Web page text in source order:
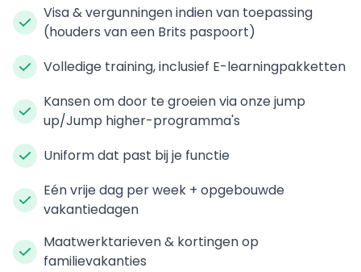
Visa & vergunningen indien van toepassing
(houders van een Brits paspoort)
Volledige training, inclusief E-learningpakketten
Kansen om door te groeien via onze jump
up/Jump higher-programma's
Uniform dat past bij je functie
Eén vrije dag per week + opgebouwde
vakantiedagen
Maatwerktarieven & kortingen op
familievakanties